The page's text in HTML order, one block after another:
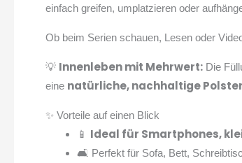
einfach greifen, umplatzieren oder
Ob beim Serien schauen, Lesen oder
💡 Innenleben mit Mehrwert: Die
eine natürliche, nachhaltige
✨ Vorteile auf einen Blick
📱 Ideal für Smartphones,
🛋️ Perfekt für Sofa, Bett,